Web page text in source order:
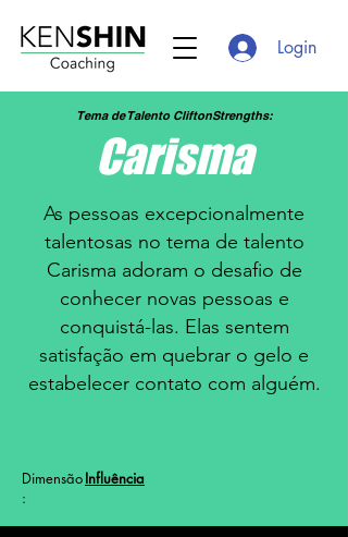
Login
Tema de Talento CliftonStrengths:
Carisma
As pessoas excepcionalmente
talentosas no tema de talento
Carisma adoram o desafio de
conhecer novas pessoas e
conquistá-las. Elas sentem
satisfação em quebrar o gelo e
estabelecer contato com alguém.
Dimensão
:
Influência